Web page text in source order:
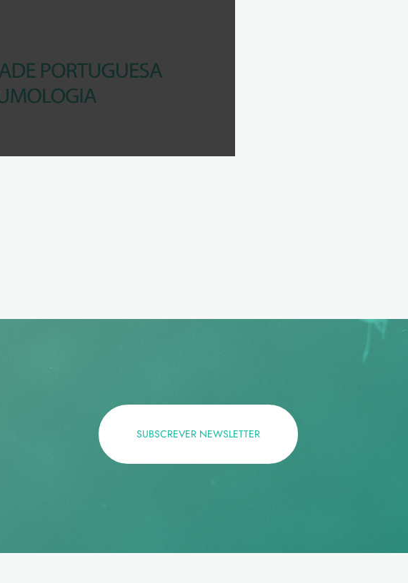
SUBSCREVER NEWSLETTER